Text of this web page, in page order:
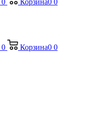
0 Корзина0 0
0 Корзина0 0